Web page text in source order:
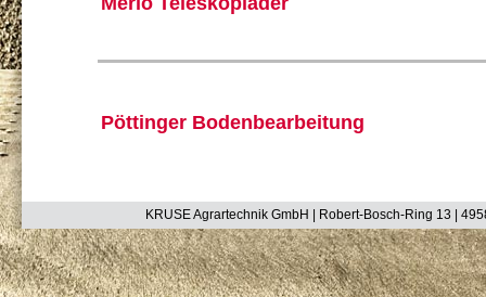
Pöttinger Bodenbearbeitung
KRUSE Agrartechnik GmbH | Robert-Bosch-Ring 13 |